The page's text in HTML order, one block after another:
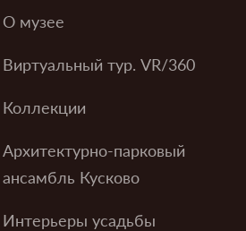
О музее
Виртуальный тур. VR/360
Коллекции
Архитектурно-парковый
ансамбль Кусково
Интерьеры усадьбы